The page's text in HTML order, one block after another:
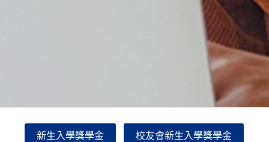
新生入學獎學金 校友會新生入學獎學金